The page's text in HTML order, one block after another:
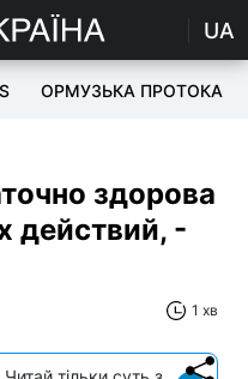
UA
ОРМУЗЬКА ПРОТОКА
здорова
действий, -
1 хв